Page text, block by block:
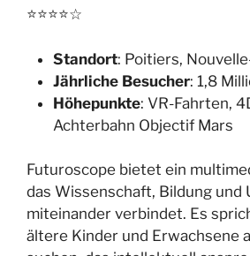
⭐⭐⭐⭐☆
Standort: Poitiers,
Jährliche Besucher: 1,8
Höhepunkte: VR-Fahrten,
Achterbahn Objectif Mars
Futuroscope bietet ein
das Wissenschaft, Bildung und
miteinander verbindet. Es
ältere Kinder und Erwachsene